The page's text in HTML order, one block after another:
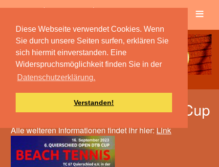
Diese Webseite verwendet Cookies. Wenn
Sie durch unsere Seiten surfen, erklären Sie
sich hiermit einverstanden. Eine
Widerspruchsmöglichkeit finden Sie in der
Datenschutzerklärung.
Verstanden!
≡
6. Quierschied Open DTB Cup
Alle weiteren Informationen findet ihr hier:Link